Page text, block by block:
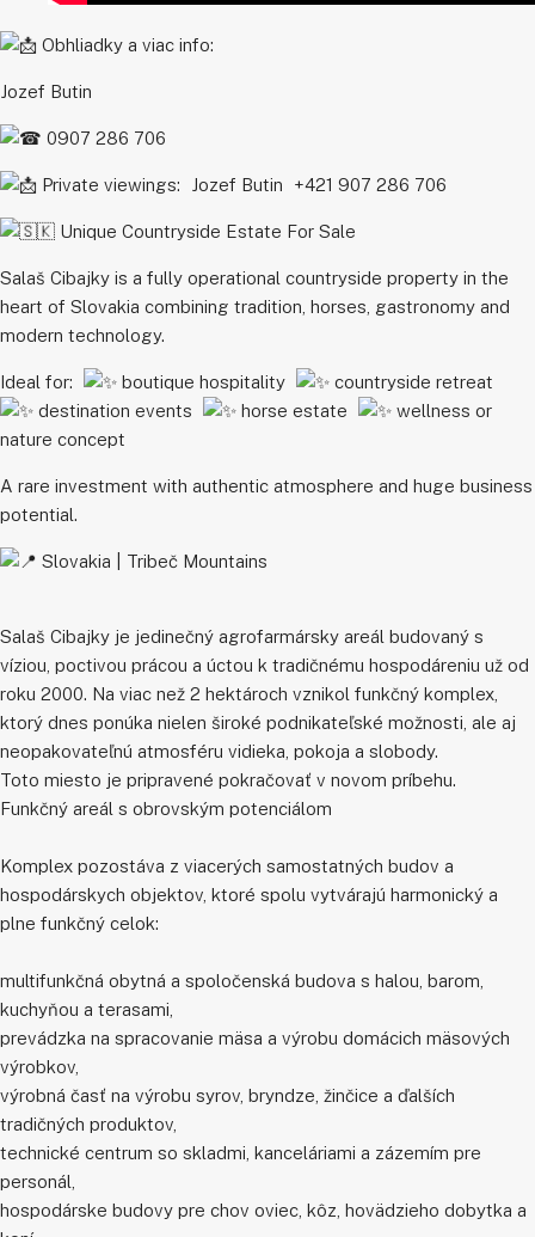
Obhliadky a viac info:
Jozef Butin
0907 286 706
Private viewings: Jozef Butin +421 907 286 706
Unique Countryside Estate For Sale
Salaš Cibajky is a fully operational countryside property in the
heart of Slovakia combining tradition, horses, gastronomy and
modern technology.
Ideal for: boutique hospitality
countryside retreat
destination events
horse estate
wellness or
nature concept
A rare investment with authentic atmosphere and huge business
potential.
Slovakia | Tribeč Mountains
Salaš Cibajky je jedinečný agrofarmársky areál budovaný s
víziou, poctivou prácou a úctou k tradičnému hospodáreniu už od
roku 2000. Na viac než 2 hektároch vznikol funkčný komplex,
ktorý dnes ponúka nielen široké podnikateľské možnosti, ale aj
neopakovateľnú atmosféru vidieka, pokoja a slobody.
Toto miesto je pripravené pokračovať v novom príbehu.
Funkčný areál s obrovským potenciálom
Komplex pozostáva z viacerých samostatných budov a
hospodárskych objektov, ktoré spolu vytvárajú harmonický a
plne funkčný celok:
multifunkčná obytná a spoločenská budova s halou, barom,
kuchyňou a terasami,
prevádzka na spracovanie mäsa a výrobu domácich mäsových
výrobkov,
výrobná časť na výrobu syrov, bryndze, žinčice a ďalších
tradičných produktov,
technické centrum so skladmi, kanceláriami a zázemím pre
personál,
hospodárske budovy pre chov oviec, kôz, hovädzieho dobytka a